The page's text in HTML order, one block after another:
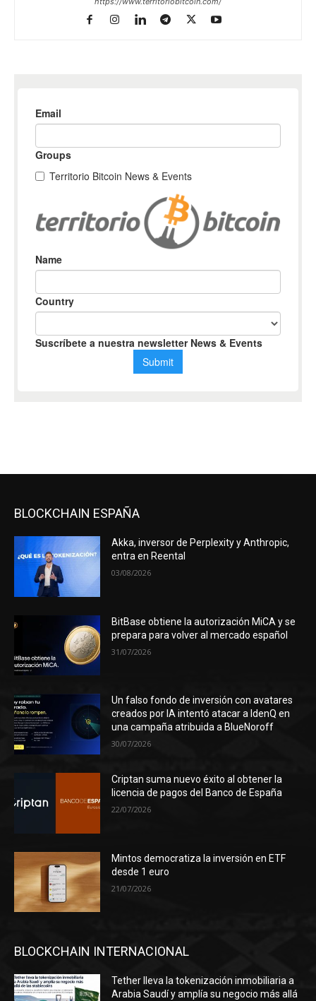
BLOCKCHAIN ESPAÑA
Akka, inversor de Perplexity y Anthropic,
entra en Reental
03/08/2026
BitBase obtiene la autorización MiCA y se
prepara para volver al mercado español
31/07/2026
Un falso fondo de inversión con avatares
creados por IA intentó atacar a IdenQ en
una campaña atribuida a BlueNoroff
30/07/2026
Criptan suma nuevo éxito al obtener la
licencia de pagos del Banco de España
22/07/2026
Mintos democratiza la inversión en ETF
desde 1 euro
21/07/2026
BLOCKCHAIN INTERNACIONAL
Tether lleva la tokenización inmobiliaria a
Arabia Saudí y amplía su negocio más allá